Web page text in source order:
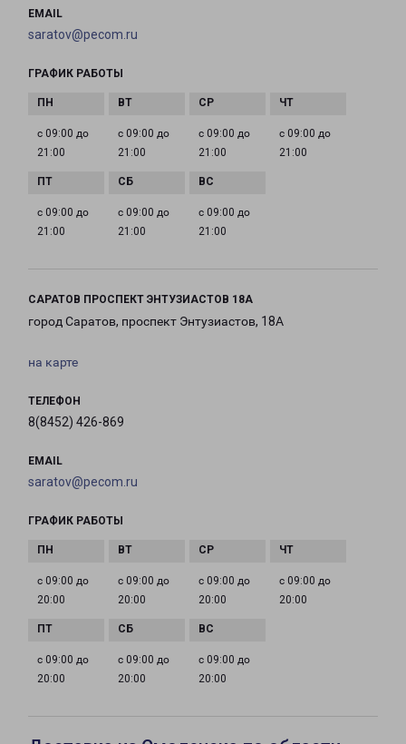
EMAIL
saratov@pecom.ru
ГРАФИК РАБОТЫ
с 09:00 до
21:00
с 09:00 до
21:00
с 09:00 до
21:00
с 09:00 до
21:00
с 09:00 до
21:00
с 09:00 до
21:00
с 09:00 до
21:00
САРАТОВ ПРОСПЕКТ ЭНТУЗИАСТОВ 18А
город Саратов, проспект Энтузиастов, 18А
на карте
ТЕЛЕФОН
8(8452) 426-869
EMAIL
saratov@pecom.ru
ГРАФИК РАБОТЫ
с 09:00 до
20:00
с 09:00 до
20:00
с 09:00 до
20:00
с 09:00 до
20:00
с 09:00 до
20:00
с 09:00 до
20:00
с 09:00 до
20:00